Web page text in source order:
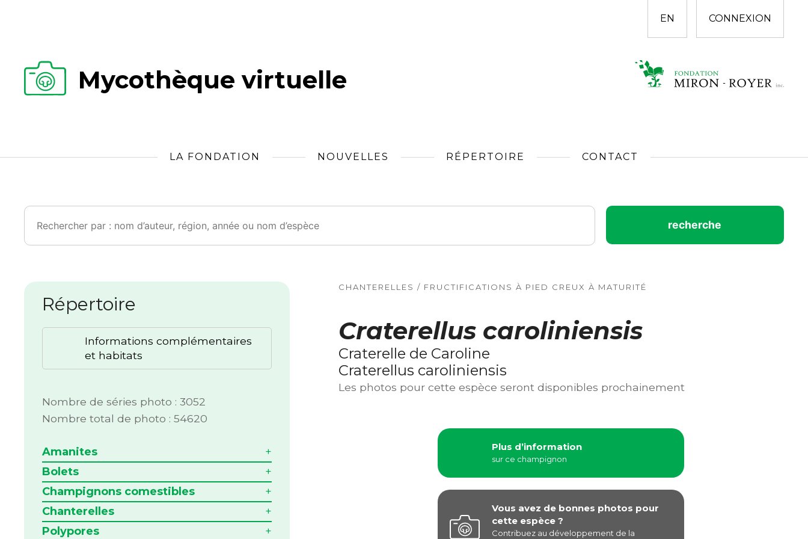
EN CONNEXION
Mycothèque virtuelle
LA FONDATION NOUVELLES RÉPERTOIRE CONTACT
Rechercher :
Répertoire
Informations complémentaires
et habitats
Nombre de séries photo : 3052
Nombre total de photo : 54620
Amanites
Bolets
Champignons comestibles
Chanterelles
Polypores
CHANTERELLES / FRUCTIFICATIONS À PIED CREUX À MATURITÉ
Craterellus caroliniensis
Craterelle de Caroline
Craterellus caroliniensis
Les photos pour cette espèce seront disponibles prochainement
Plus d’information
sur ce champignon
Vous avez de bonnes photos pour
cette espèce ?
Contribuez au développement de la